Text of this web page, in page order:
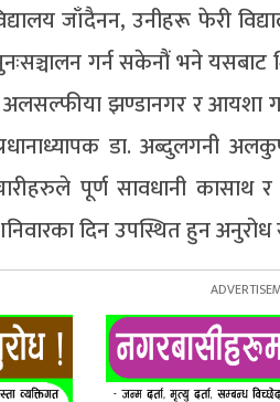
जाँदैनन, उनीहरू फेरी
गर्न सकेनौं भने
झण्डानगर र आयशा
डा. अब्दुलगनी
पूर्ण सावधानी
दिन उपस्थित हुन